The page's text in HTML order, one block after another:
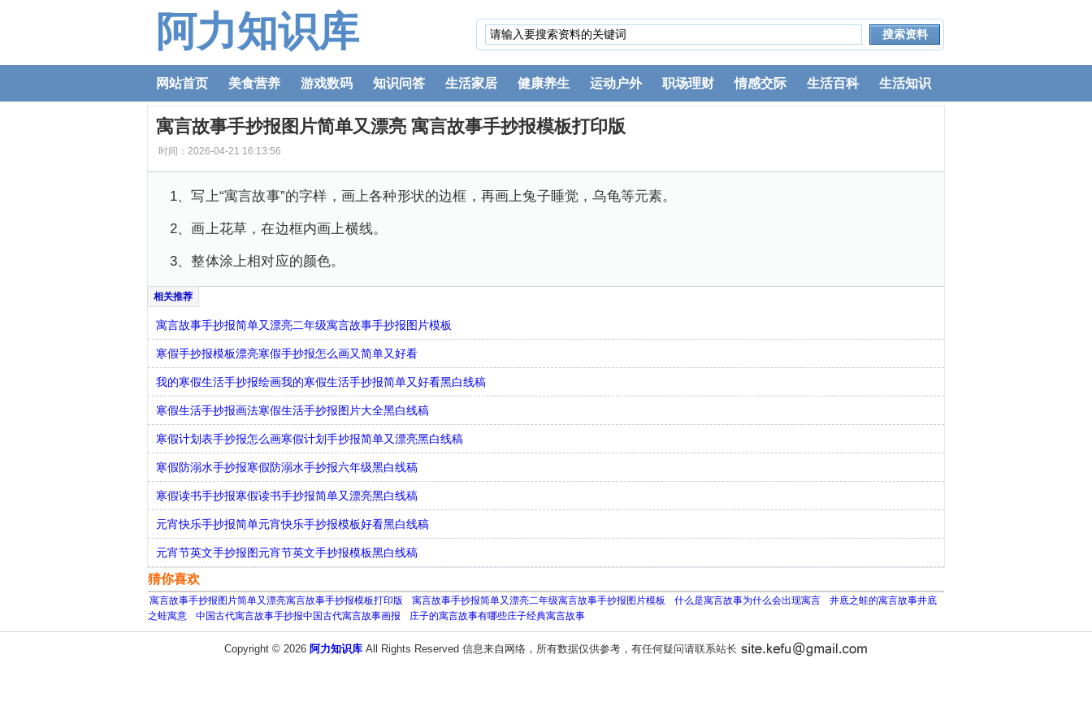
阿力知识库
网站首页 美食营养 游戏数码 知识问答 生活家居 健康养生 运动户外 职场理财 情感交际 生活百科 生活知识
寓言故事手抄报图片简单又漂亮 寓言故事手抄报模板打印版
时间：2026-04-21 16:13:56
1、写上“寓言故事”的字样，画上各种形状的边框，再画上兔子睡觉，乌龟等元素。
2、画上花草，在边框内画上横线。
3、整体涂上相对应的颜色。
寓言故事手抄报简单又漂亮二年级寓言故事手抄报图片模板
寒假手抄报模板漂亮寒假手抄报怎么画又简单又好看
我的寒假生活手抄报绘画我的寒假生活手抄报简单又好看黑白线稿
寒假生活手抄报画法寒假生活手抄报图片大全黑白线稿
寒假计划表手抄报怎么画寒假计划手抄报简单又漂亮黑白线稿
寒假防溺水手抄报寒假防溺水手抄报六年级黑白线稿
寒假读书手抄报寒假读书手抄报简单又漂亮黑白线稿
元宵快乐手抄报简单元宵快乐手抄报模板好看黑白线稿
元宵节英文手抄报图元宵节英文手抄报模板黑白线稿
猜你喜欢
寓言故事手抄报图片简单又漂亮寓言故事手抄报模板打印版 寓言故事手抄报简单又漂亮二年级寓言故事手抄报图片模板 什么是寓言故事为什么会出现寓言
井底之蛙的寓言故事井底
之蛙寓意
中国古代寓言故事手抄报中国古代寓言故事画报 庄子的寓言故事有哪些庄子经典寓言故事
Copyright © 2026 阿力知识库All Rights Reserved 信息来自网络，所有数据仅供参考，有任何疑问请联系站长